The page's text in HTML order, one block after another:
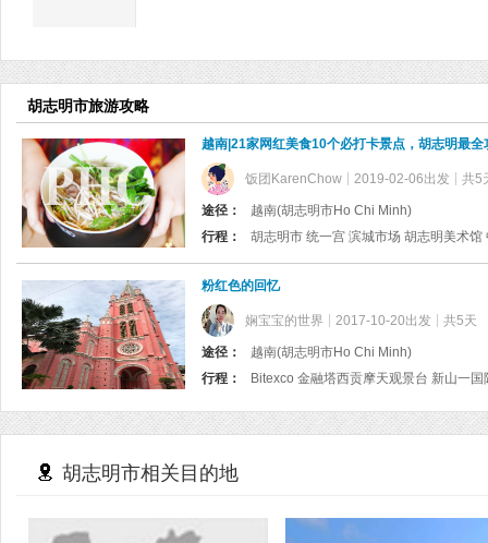
胡志明市旅游攻略
越南|21家网红美食10个必打卡景点，胡志明最全
饭团KarenChow 2019-02-06出发 共5
途径：
越南(胡志明市Ho Chi Minh)
行程：
胡志明市 统一宫 滨城市场 胡志明美术
粉红色的回忆
娴宝宝的世界 2017-10-20出发 共5天
途径：
越南(胡志明市Ho Chi Minh)
行程：
Bitexco 金融塔西贡摩天观景台 新山一
胡志明市相关目的地